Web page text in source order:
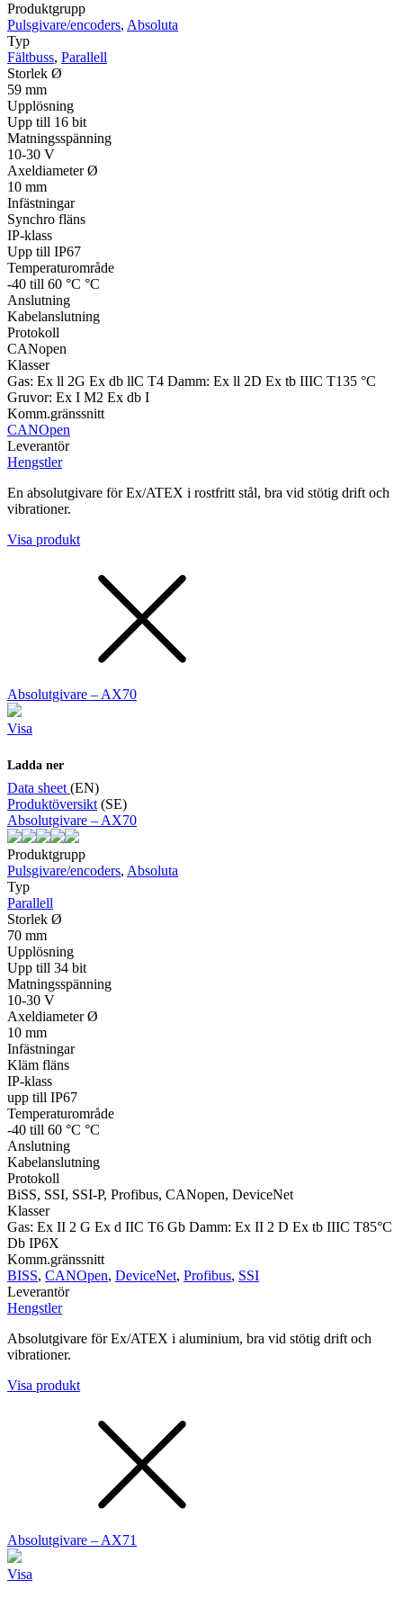
Produktgrupp
Pulsgivare/encoders, Absoluta
Typ
Fältbuss, Parallell
Storlek Ø
59 mm
Upplösning
Upp till 16 bit
Matningsspänning
10-30 V
Axeldiameter Ø
10 mm
Infästningar
Synchro fläns
IP-klass
Upp till IP67
Temperaturområde
-40 till 60 °C °C
Anslutning
Kabelanslutning
Protokoll
CANopen
Klasser
Gas: Ex ll 2G Ex db llC T4 Damm: Ex ll 2D Ex tb IIIC T135 °C
Gruvor: Ex I M2 Ex db I
Komm.gränssnitt
CANOpen
Leverantör
Hengstler
En absolutgivare för Ex/ATEX i rostfritt stål, bra vid stötig drift och
vibrationer.
Visa produkt
Absolutgivare – AX70
Visa
Ladda ner
Data sheet (EN)
Produktöversikt (SE)
Absolutgivare – AX70
Produktgrupp
Pulsgivare/encoders, Absoluta
Typ
Parallell
Storlek Ø
70 mm
Upplösning
Upp till 34 bit
Matningsspänning
10-30 V
Axeldiameter Ø
10 mm
Infästningar
Kläm fläns
IP-klass
upp till IP67
Temperaturområde
-40 till 60 °C °C
Anslutning
Kabelanslutning
Protokoll
BiSS, SSI, SSI-P, Profibus, CANopen, DeviceNet
Klasser
Gas: Ex II 2 G Ex d IIC T6 Gb Damm: Ex II 2 D Ex tb IIIC T85°C
Db IP6X
Komm.gränssnitt
BISS, CANOpen, DeviceNet, Profibus, SSI
Leverantör
Hengstler
Absolutgivare för Ex/ATEX i aluminium, bra vid stötig drift och
vibrationer.
Visa produkt
Absolutgivare – AX71
Visa